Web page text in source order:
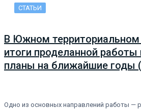
СТАТЬИ
В Южном территориальном
итоги проделанной работы
планы на ближайшие годы
Одно из основных направлений работы —